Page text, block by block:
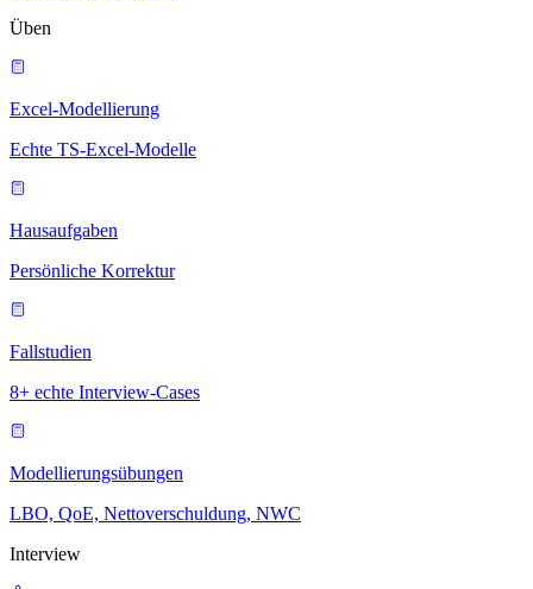
Üben
Excel-Modellierung
Echte TS-Excel-Modelle
Hausaufgaben
Persönliche Korrektur
Fallstudien
8+ echte Interview-Cases
Modellierungsübungen
LBO, QoE, Nettoverschuldung, NWC
Interview